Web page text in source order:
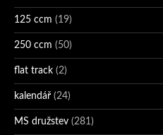
125 ccm (19)
250 ccm (50)
flat track (2)
kalendář (24)
MS družstev (281)